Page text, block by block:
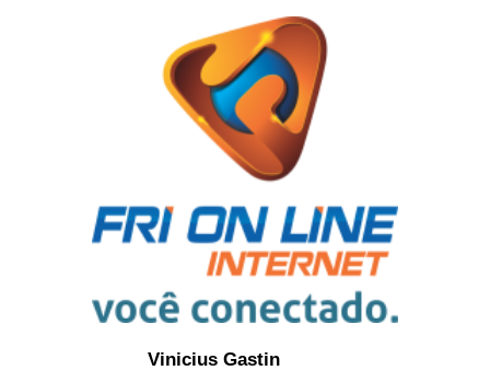
Vinicius Gastin